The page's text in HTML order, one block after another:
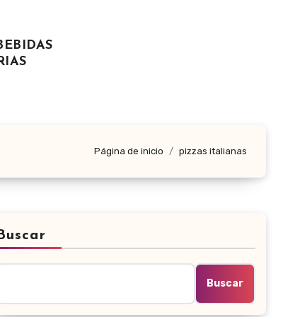
Página de inicio pizzas italianas
Buscar
Buscar